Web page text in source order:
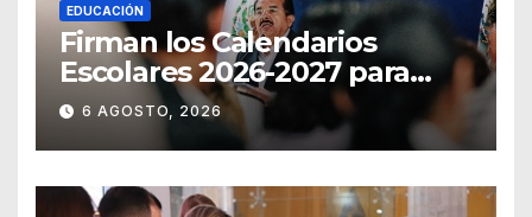
EDUCACIÓN
Firman los Calendarios
Escolares 2026-2027 para
Guanajuato
6 AGOSTO, 2026